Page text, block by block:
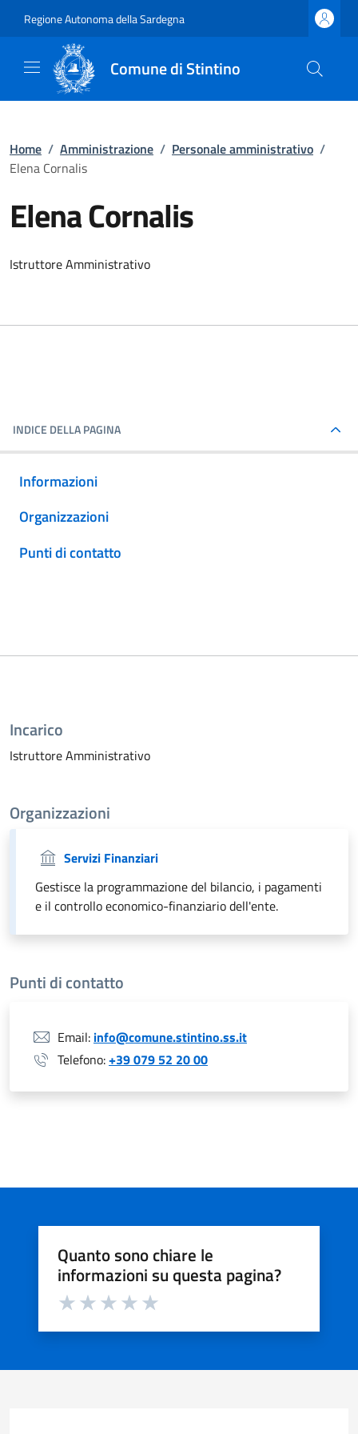
Regione Autonoma della Sardegna
Comune di Stintino
Home / Amministrazione / Personale amministrativo /
Elena Cornalis
Elena Cornalis
Istruttore Amministrativo
INDICE DELLA PAGINA
Informazioni
Organizzazioni
Punti di contatto
Incarico
Istruttore Amministrativo
Organizzazioni
Servizi Finanziari
Gestisce la programmazione del bilancio, i pagamenti
e il controllo economico-finanziario dell'ente.
Punti di contatto
Email: info@comune.stintino.ss.it
Telefono:+39 079 52 20 00
Quanto sono chiare le
informazioni su questa pagina?
Valuta da 1 a 5 stelle la pagina